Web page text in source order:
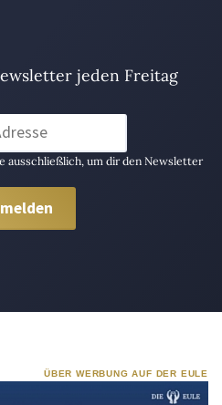
jeden Freitag
ausschließlich, um dir den Newsletter
ÜBER WERBUNG AUF DER EULE